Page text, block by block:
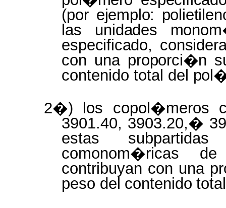
(por ejemplo:
las unidades
especificado,
con una proporci�n
contenido total del
2�) los copol�meros
3901.40, 3903.20,�
estas
comonom�ricas
contribuyan con una
peso del contenido total